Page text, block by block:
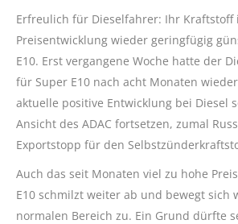
Erfreulich für Dieselfahrer: Ihr
Preisentwicklung wieder geringfügig
E10. Erst vergangene Woche hatte der
für Super E10 nach acht Monaten
aktuelle positive Entwicklung bei Diesel
Ansicht des ADAC fortsetzen, zumal
Exportstopp für den
Auch das seit Monaten viel zu hohe
E10 schmilzt weiter ab und bewegt sich
normalen Bereich zu. Ein Grund dürfte